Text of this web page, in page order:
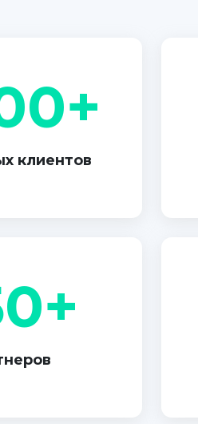
клиентов